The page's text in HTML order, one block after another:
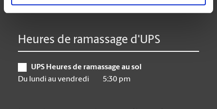
Dimanche
Closed
Heures de ramassage d'UPS
UPS Heures de ramassage au sol
Du lundi au vendredi
5:30 pm